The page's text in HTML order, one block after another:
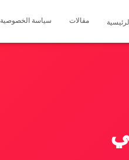
الرئيسية مقالات سياسة الخصوصية